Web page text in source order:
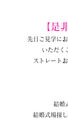
【是
先日ご見学に
いただく
ストレート
結婚
結婚式場探